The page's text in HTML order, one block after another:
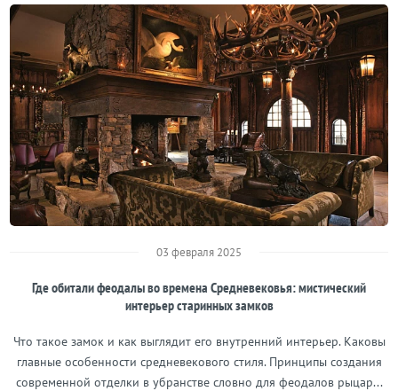
03 февраля 2025
Где обитали феодалы во времена Средневековья: мистический
интерьер старинных замков
Что такое замок и как выглядит его внутренний интерьер. Каковы
главные особенности средневекового стиля. Принципы создания
современной отделки в убранстве словно для феодалов рыцар...